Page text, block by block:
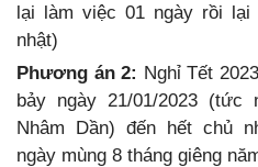
lại làm việc 01 ngày rồi
nhật)
Phương án 2: Nghỉ Tết
bảy ngày 21/01/2023 (tức
Nhâm Dần) đến hết chủ
ngày mùng 8 tháng giêng